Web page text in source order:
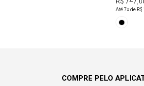
Até7x de R$
COMPRE PELO